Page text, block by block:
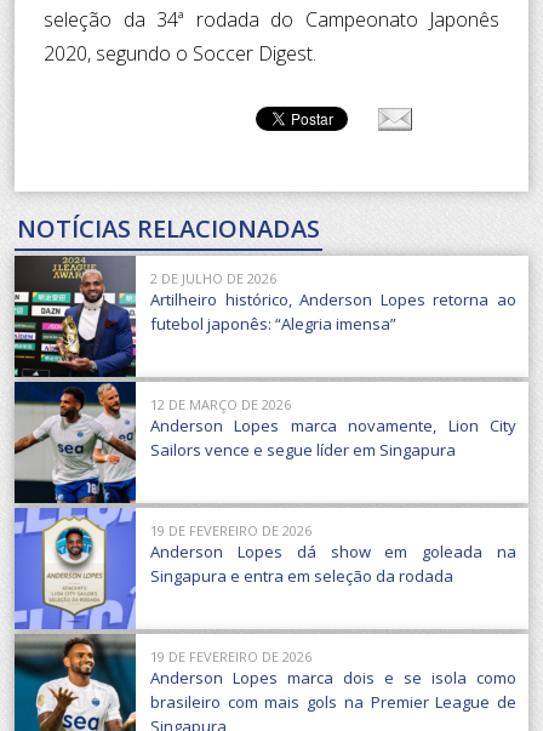
seleção da 34ª rodada do Campeonato Japonês
2020, segundo o Soccer Digest.
NOTÍCIAS RELACIONADAS
2 DE JULHO DE 2026
Artilheiro histórico, Anderson Lopes retorna ao
futebol japonês: “Alegria imensa”
12 DE MARÇO DE 2026
Anderson Lopes marca novamente, Lion City
Sailors vence e segue líder em Singapura
19 DE FEVEREIRO DE 2026
Anderson Lopes dá show em goleada na
Singapura e entra em seleção da rodada
19 DE FEVEREIRO DE 2026
Anderson Lopes marca dois e se isola como
brasileiro com mais gols na Premier League de
Singapura